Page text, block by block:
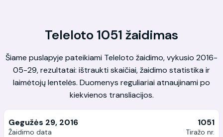
Teleloto 1051 žaidimas
Šiame puslapyje pateikiami Teleloto žaidimo, vykusio 2016-
05-29, rezultatai: ištraukti skaičiai, žaidimo statistika ir
laimėtojų lentelės. Duomenys reguliariai atnaujinami po
kiekvienos transliacijos.
Gegužės 29, 2016
Žaidimo data
1051
Tiražo nr.